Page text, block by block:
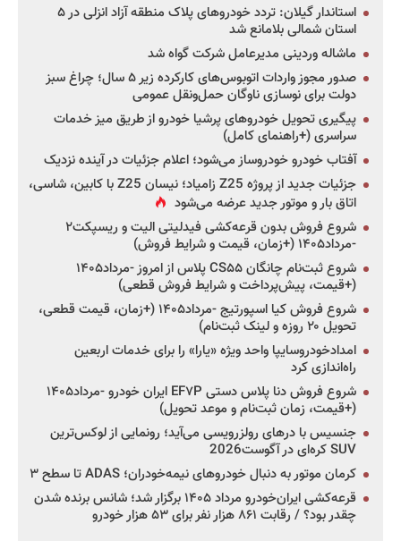
استاندار گیلان: تردد خودروهای پلاک منطقه آزاد انزلی در ۵
استان شمالی بلامانع شد
ماشاله وردینی مدیرعامل شرکت گواه شد
صدور مجوز واردات اتوبوس‌های کارکرده زیر ۵ سال؛ چراغ سبز
دولت برای نوسازی ناوگان حمل‌ونقل عمومی
پیگیری تحویل خودروهای پرشیا خودرو از طریق میز خدمات
سراسری (+راهنمای کامل)
آفتاب خودرو خودروساز می‌شود؛ اعلام جزئیات در آینده نزدیک
جزئیات جدید از پروژه Z25 زامیاد؛ نیسان Z25 با کابین، شاسی،
اتاق بار و موتور جدید عرضه می‌شود
شروع فروش بدون قرعه‌کشی فیدلیتی الیت و ریسپکت۲
-مرداد۱۴۰۵ (+زمان، قیمت و شرایط فروش)
شروع ثبت‌نام چانگان CS۵۵ پلاس از امروز -مرداد۱۴۰۵
(+قیمت، پیش‌پرداخت و شرایط فروش قطعی)
شروع فروش کیا اسپورتیج -مرداد۱۴۰۵ (+زمان، قیمت قطعی،
تحویل ۲۰ روزه و لینک ثبت‌نام)
امدادخودروسایپا واحد ویژه «یارا» را برای خدمات اربعین
راه‌اندازی کرد
شروع فروش دنا پلاس دستی EF۷P ایران خودرو -مرداد۱۴۰۵
(+قیمت، زمان ثبت‌نام و موعد تحویل)
جنسیس با درهای رولزرویسی می‌آید؛ رونمایی از لوکس‌ترین
SUV کره‌ای در آگوست2026
کرمان موتور به دنبال خودروهای نیمه‌خودران؛ ADAS تا سطح ۳
قرعه‌کشی ایران‌خودرو مرداد ۱۴۰۵ برگزار شد؛ شانس برنده شدن
چقدر بود؟ / رقابت ۸۶۱ هزار نفر برای ۵۳ هزار خودرو